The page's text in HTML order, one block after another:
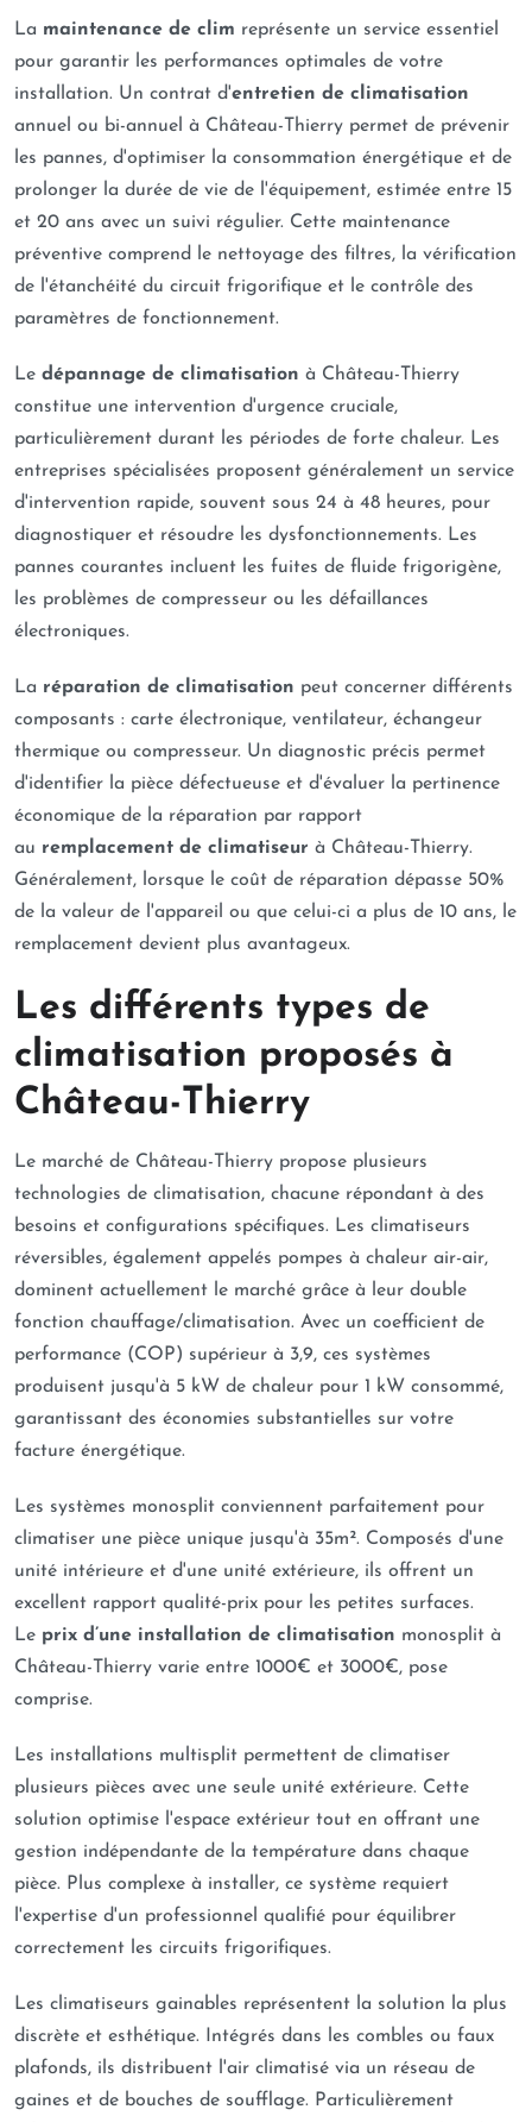
La maintenance de clim représente un service essentiel
pour garantir les performances optimales de votre
installation. Un contrat d'entretien de climatisation
annuel ou bi-annuel à Château-Thierry permet de prévenir
les pannes, d'optimiser la consommation énergétique et de
prolonger la durée de vie de l'équipement, estimée entre 15
et 20 ans avec un suivi régulier. Cette maintenance
préventive comprend le nettoyage des filtres, la vérification
de l'étanchéité du circuit frigorifique et le contrôle des
paramètres de fonctionnement.
Le dépannage de climatisation à Château-Thierry
constitue une intervention d'urgence cruciale,
particulièrement durant les périodes de forte chaleur. Les
entreprises spécialisées proposent généralement un service
d'intervention rapide, souvent sous 24 à 48 heures, pour
diagnostiquer et résoudre les dysfonctionnements. Les
pannes courantes incluent les fuites de fluide frigorigène,
les problèmes de compresseur ou les défaillances
électroniques.
La réparation de climatisation peut concerner différents
composants : carte électronique, ventilateur, échangeur
thermique ou compresseur. Un diagnostic précis permet
d'identifier la pièce défectueuse et d'évaluer la pertinence
économique de la réparation par rapport
au remplacement de climatiseur à Château-Thierry.
Généralement, lorsque le coût de réparation dépasse 50%
de la valeur de l'appareil ou que celui-ci a plus de 10 ans, le
remplacement devient plus avantageux.
Les différents types de
climatisation proposés à
Château-Thierry
Le marché de Château-Thierry propose plusieurs
technologies de climatisation, chacune répondant à des
besoins et configurations spécifiques. Les climatiseurs
réversibles, également appelés pompes à chaleur air-air,
dominent actuellement le marché grâce à leur double
fonction chauffage/climatisation. Avec un coefficient de
performance (COP) supérieur à 3,9, ces systèmes
produisent jusqu'à 5 kW de chaleur pour 1 kW consommé,
garantissant des économies substantielles sur votre
facture énergétique.
Les systèmes monosplit conviennent parfaitement pour
climatiser une pièce unique jusqu'à 35m². Composés d'une
unité intérieure et d'une unité extérieure, ils offrent un
excellent rapport qualité-prix pour les petites surfaces.
Le prix d’une installation de climatisation monosplit à
Château-Thierry varie entre 1000€ et 3000€, pose
comprise.
Les installations multisplit permettent de climatiser
plusieurs pièces avec une seule unité extérieure. Cette
solution optimise l'espace extérieur tout en offrant une
gestion indépendante de la température dans chaque
pièce. Plus complexe à installer, ce système requiert
l'expertise d'un professionnel qualifié pour équilibrer
correctement les circuits frigorifiques.
Les climatiseurs gainables représentent la solution la plus
discrète et esthétique. Intégrés dans les combles ou faux
plafonds, ils distribuent l'air climatisé via un réseau de
gaines et de bouches de soufflage. Particulièrement